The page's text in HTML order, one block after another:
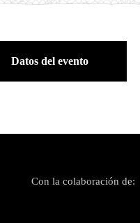
Datos del evento
Con la colaboración de: